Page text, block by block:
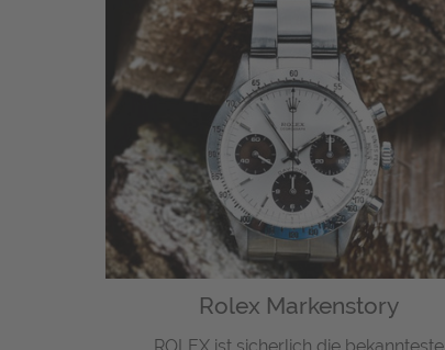
Rolex Markenstory